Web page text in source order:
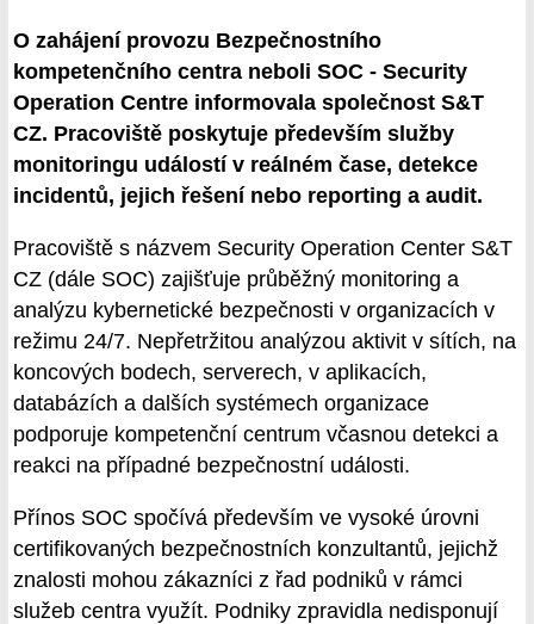
O zahájení provozu Bezpečnostního
kompetenčního centra neboli SOC - Security
Operation Centre informovala společnost S&T
CZ. Pracoviště poskytuje především služby
monitoringu událostí v reálném čase, detekce
incidentů, jejich řešení nebo reporting a audit.
Pracoviště s názvem Security Operation Center S&T
CZ (dále SOC) zajišťuje průběžný monitoring a
analýzu kybernetické bezpečnosti v organizacích v
režimu 24/7. Nepřetržitou analýzou aktivit v sítích, na
koncových bodech, serverech, v aplikacích,
databázích a dalších systémech organizace
podporuje kompetenční centrum včasnou detekci a
reakci na případné bezpečnostní události.
Přínos SOC spočívá především ve vysoké úrovni
certifikovaných bezpečnostních konzultantů, jejichž
znalosti mohou zákazníci z řad podniků v rámci
služeb centra využít. Podniky zpravidla nedisponují